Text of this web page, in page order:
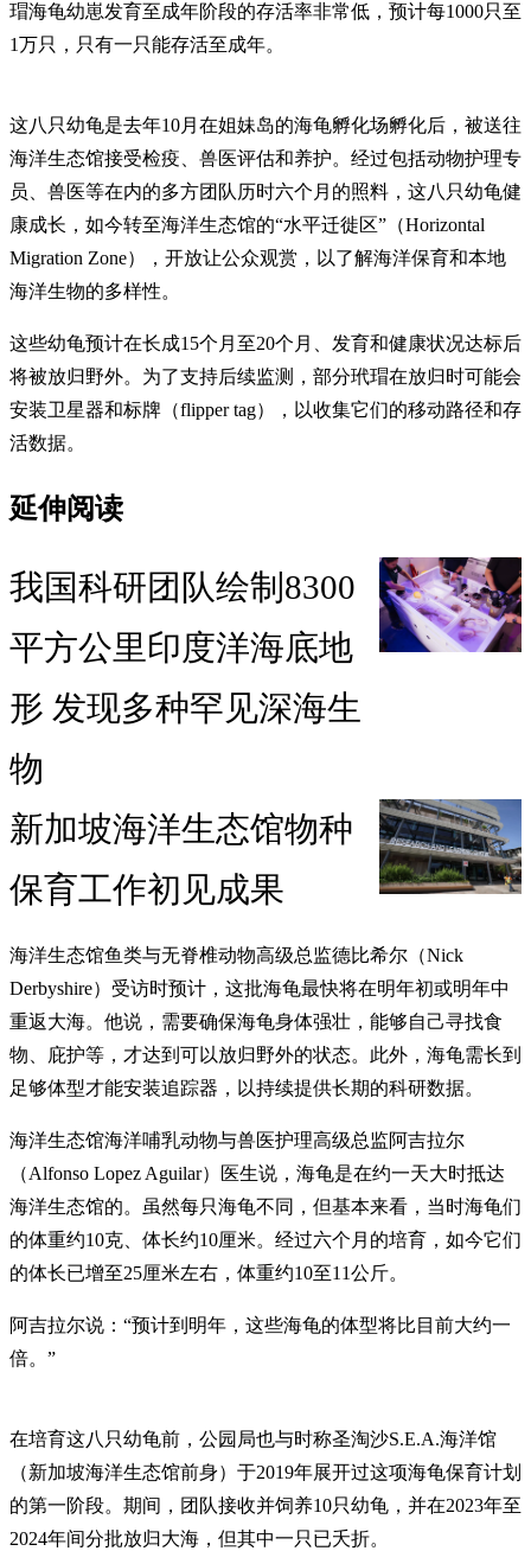
瑁海龟幼崽发育至成年阶段的存活率非常低，预计每1000只至
1万只，只有一只能存活至成年。
这八只幼龟是去年10月在姐妹岛的海龟孵化场孵化后，被送往
海洋生态馆接受检疫、兽医评估和养护。经过包括动物护理专
员、兽医等在内的多方团队历时六个月的照料，这八只幼龟健
康成长，如今转至海洋生态馆的“水平迁徙区”（Horizontal
Migration Zone），开放让公众观赏，以了解海洋保育和本地
海洋生物的多样性。
这些幼龟预计在长成15个月至20个月、发育和健康状况达标后
将被放归野外。为了支持后续监测，部分玳瑁在放归时可能会
安装卫星器和标牌（flipper tag），以收集它们的移动路径和存
活数据。
延伸阅读
我国科研团队绘制8300
平方公里印度洋海底地
形 发现多种罕见深海生
物
新加坡海洋生态馆物种
保育工作初见成果
海洋生态馆鱼类与无脊椎动物高级总监德比希尔（Nick
Derbyshire）受访时预计，这批海龟最快将在明年初或明年中
重返大海。他说，需要确保海龟身体强壮，能够自己寻找食
物、庇护等，才达到可以放归野外的状态。此外，海龟需长到
足够体型才能安装追踪器，以持续提供长期的科研数据。
海洋生态馆海洋哺乳动物与兽医护理高级总监阿吉拉尔
（Alfonso Lopez Aguilar）医生说，海龟是在约一天大时抵达
海洋生态馆的。虽然每只海龟不同，但基本来看，当时海龟们
的体重约10克、体长约10厘米。经过六个月的培育，如今它们
的体长已增至25厘米左右，体重约10至11公斤。
阿吉拉尔说：“预计到明年，这些海龟的体型将比目前大约一
倍。”
在培育这八只幼龟前，公园局也与时称圣淘沙S.E.A.海洋馆
（新加坡海洋生态馆前身）于2019年展开过这项海龟保育计划
的第一阶段。期间，团队接收并饲养10只幼龟，并在2023年至
2024年间分批放归大海，但其中一只已夭折。